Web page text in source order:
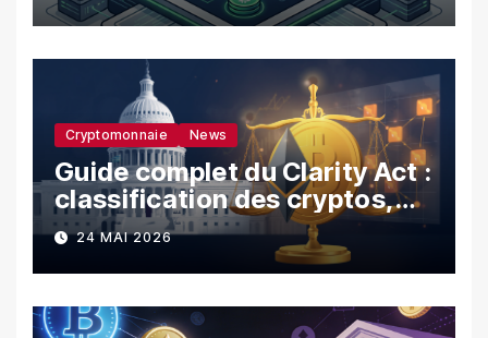
Cryptomonnaie News
Guide complet du Clarity Act :
classification des cryptos,
SEC vs CFTC, et impacts sur
les investisseurs
24 MAI 2026